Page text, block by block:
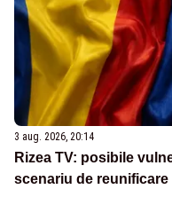
3 aug. 2026, 20:14
Rizea TV: posibile
scenariu de